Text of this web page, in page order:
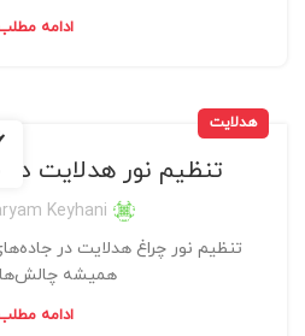
ادامه
هدلایت
تنظیم نور هدلایت
Keyhani
تنظیم نور چراغ هدلایت در
همیشه
ادامه